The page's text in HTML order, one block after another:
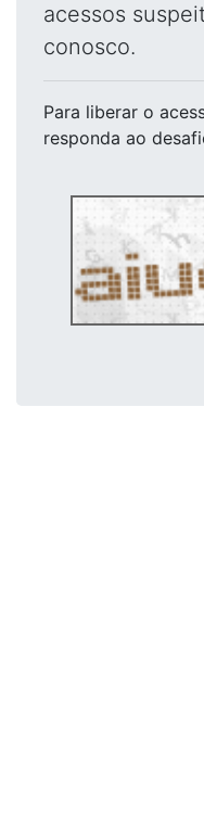
acessos
conosco.
Para liberar o
responda ao